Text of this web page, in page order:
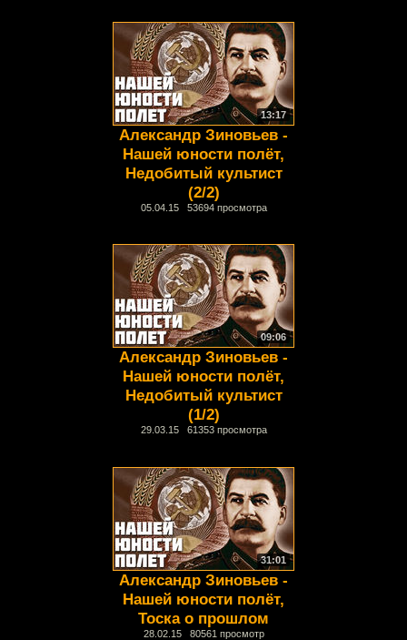
13:17
Александр Зиновьев -
Нашей юности полёт,
Недобитый культист
(2/2)
05.04.15 53694 просмотра
09:06
Александр Зиновьев -
Нашей юности полёт,
Недобитый культист
(1/2)
29.03.15 61353 просмотра
31:01
Александр Зиновьев -
Нашей юности полёт,
Тоска о прошлом
28.02.15 80561 просмотр